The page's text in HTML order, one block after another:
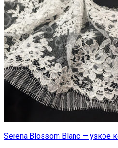
Serena Blossom Blanc — узкое